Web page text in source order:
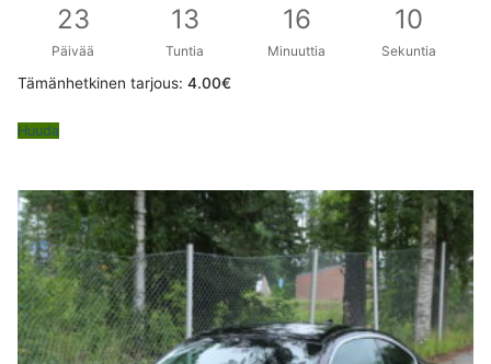
23
Päivää
13
Tuntia
16
Minuuttia
9
Sekuntia
Tämänhetkinen tarjous: 4.00€
Huuda